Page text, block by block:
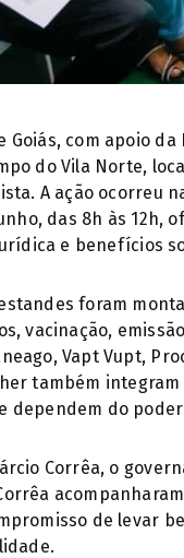
Goiás, com apoio
do Vila Norte,
A ação ocorreu
das 8h às 12h,
e benefícios
foram
vacinação,
Vapt Vupt,
também
dependem do
Corrêa, o
de levar